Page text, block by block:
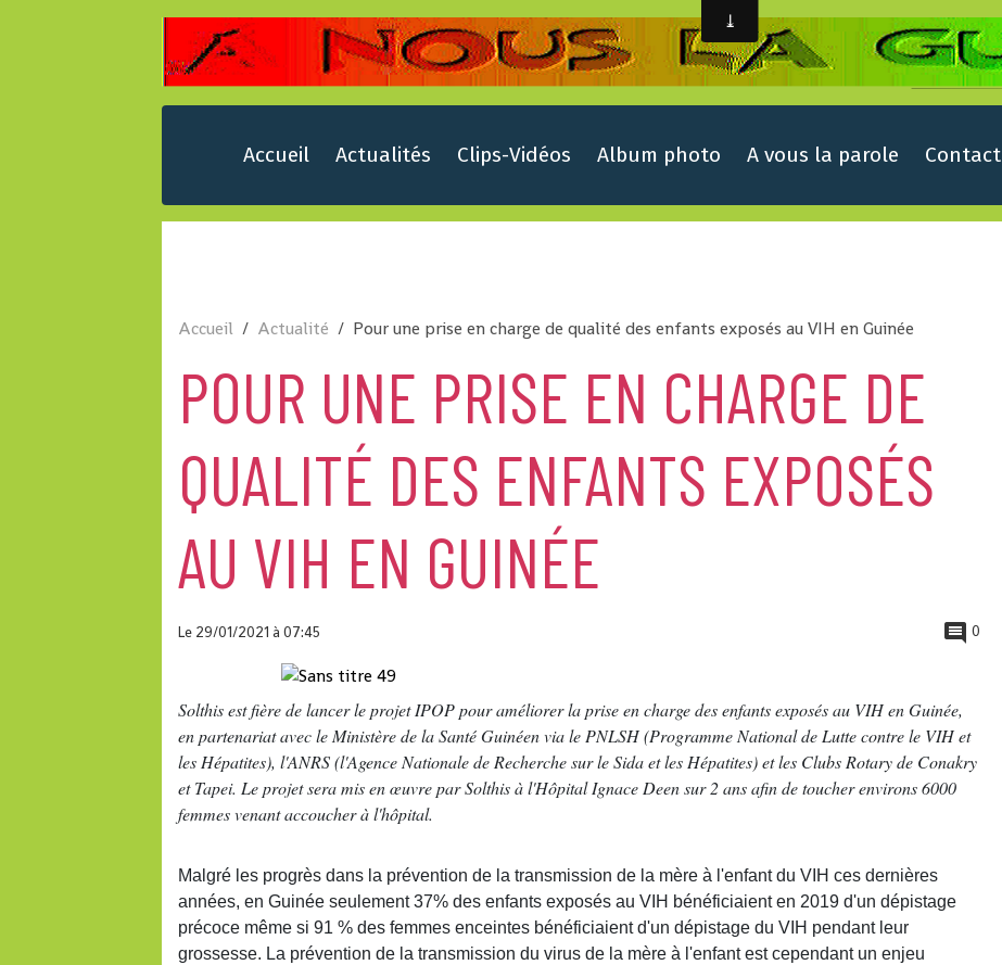
Accueil Actualités Clips-Vidéos Album photo A vous la parole Contact
Accueil Actualité Pour une prise en charge de qualité des enfants exposés au VIH en Guinée
POUR UNE PRISE EN CHARGE DE
QUALITÉ DES ENFANTS EXPOSÉS
AU VIH EN GUINÉE
Le 29/01/2021à 07:45 0
Solthis est fière de lancer le projet IPOP pour améliorer la prise en charge des enfants exposés au VIH en Guinée,
en partenariat avec le Ministère de la Santé Guinéen via le PNLSH (Programme National de Lutte contre le VIH et
les Hépatites), l'ANRS (l'Agence Nationale de Recherche sur le Sida et les Hépatites) et les Clubs Rotary de Conakry
et Tapei. Le projet sera mis en œuvre par Solthis à l'Hôpital Ignace Deen sur 2 ans afin de toucher environs 6000
femmes venant accoucher à l'hôpital.
Malgré les progrès dans la prévention de la transmission de la mère à l'enfant du VIH ces dernières
années, en Guinée seulement 37% des enfants exposés au VIH bénéficiaient en 2019 d'un dépistage
précoce même si 91 % des femmes enceintes bénéficiaient d'un dépistage du VIH pendant leur
grossesse. La prévention de la transmission du virus de la mère à l'enfant est cependant un enjeu